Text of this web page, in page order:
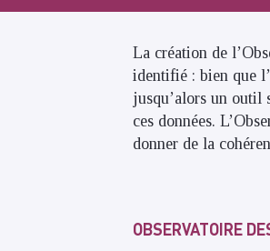
La création de
identifié : bien que
jusqu’alors un outil
ces données.
donner de la
OBSERVATOIRE